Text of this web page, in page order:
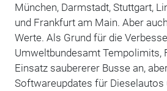
München, Darmstadt, Stuttgart,
und Frankfurt am Main. Aber
Werte. Als Grund für die
Umweltbundesamt Tempolimits,
Einsatz saubererer Busse an,
Softwareupdates für Dieselautos